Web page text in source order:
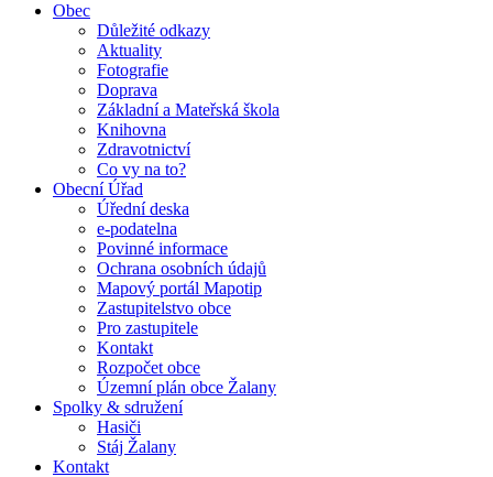
Obec
Důležité odkazy
Aktuality
Fotografie
Doprava
Základní a Mateřská škola
Knihovna
Zdravotnictví
Co vy na to?
Obecní Úřad
Úřední deska
e-podatelna
Povinné informace
Ochrana osobních údajů
Mapový portál Mapotip
Zastupitelstvo obce
Pro zastupitele
Kontakt
Rozpočet obce
Územní plán obce Žalany
Spolky & sdružení
Hasiči
Stáj Žalany
Kontakt